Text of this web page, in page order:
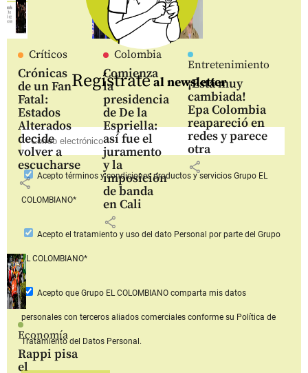
Críticos
Crónicas
de un Fan
Fatal:
Estados
Alterados
decide
volver a
escucharse
share
Colombia
Comienza
la
presidencia
de De la
Espriella:
así fue el
juramento
y la
imposición
de banda
en Cali
share
Entretenimiento
¡Está muy
cambiada!
Epa Colombia
reapareció en
redes y parece
otra
share
Economía
Rappi pisa
el
Regístrateal newsletter
Aceptotérminos y condiciones productos y serviciosGrupo EL
COLOMBIANO*
Acepto el tratamiento y uso del dato Personal por parte del Grupo
EL COLOMBIANO*
Acepto que Grupo EL COLOMBIANOcomparta mis datos
personales con terceros aliados comerciales conforme su Política de
Tratamiento del Datos Personal.